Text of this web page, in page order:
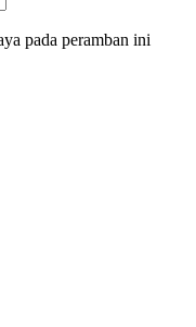
pada peramban ini